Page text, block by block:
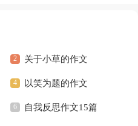
关于小草的作文
以笑为题的作文
自我反思作文15篇